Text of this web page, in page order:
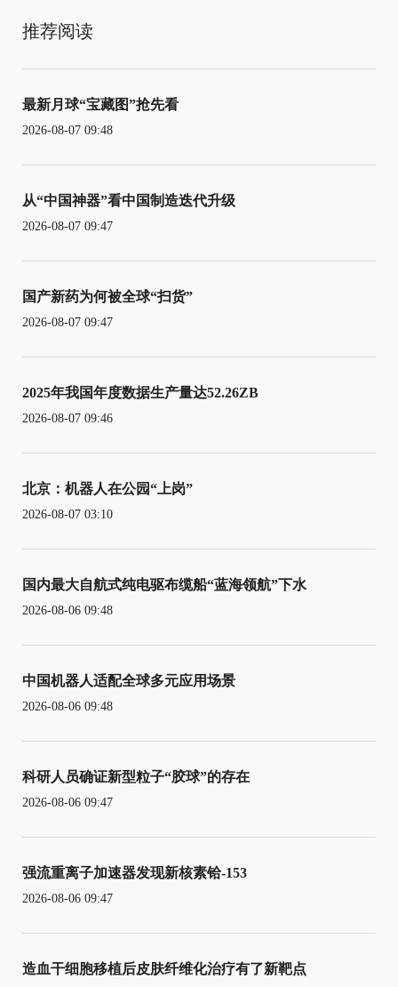
推荐阅读
最新月球“宝藏图”抢先看
2026-08-07 09:48
从“中国神器”看中国制造迭代升级
2026-08-07 09:47
国产新药为何被全球“扫货”
2026-08-07 09:47
2025年我国年度数据生产量达52.26ZB
2026-08-07 09:46
北京：机器人在公园“上岗”
2026-08-07 03:10
国内最大自航式纯电驱布缆船“蓝海领航”下水
2026-08-06 09:48
中国机器人适配全球多元应用场景
2026-08-06 09:48
科研人员确证新型粒子“胶球”的存在
2026-08-06 09:47
强流重离子加速器发现新核素铪-153
2026-08-06 09:47
造血干细胞移植后皮肤纤维化治疗有了新靶点